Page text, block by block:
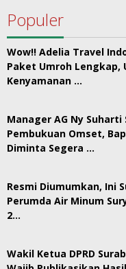
Populer
Wow!! Adelia Travel
Paket Umroh Lengkap,
Kenyamanan …
Manager AG Ny Suharti
Pembukuan Omset,
Diminta Segera …
Resmi Diumumkan, Ini
Perumda Air Minum
2…
Wakil Ketua DPRD